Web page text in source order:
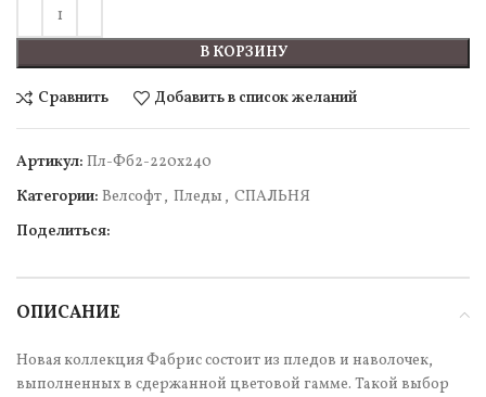
В КОРЗИНУ
Сравнить Добавить в список желаний
Артикул: Пл-Фб2-220х240
Категории: Велсофт, Пледы , СПАЛЬНЯ
Поделиться:
ОПИСАНИЕ
Новая коллекция Фабрис состоит из пледов и наволочек,
выполненных в сдержанной цветовой гамме. Такой выбор